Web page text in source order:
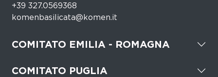
+39 327.0569368
komenbasilicata@komen.it
COMITATO EMILIA - ROMAGNA
COMITATO PUGLIA